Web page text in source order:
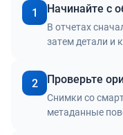
1 Начинайте с
В отчетах
затем детали и
2 Проверьте
Снимки со
метаданные